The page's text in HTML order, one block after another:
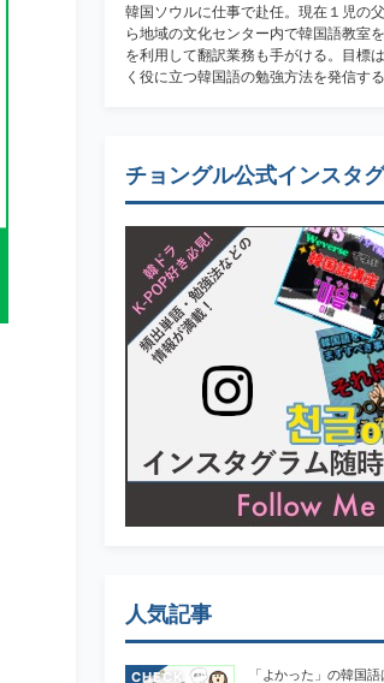
韓国ソウルに仕事で赴任。現在１児の
ら地域の文化センター内で韓国語教室
を利用して翻訳業務も手がける。目標
く役に立つ韓国語の勉強方法を発信する
チョングル公式インスタ
人気記事
CHECK
「よかった」の韓国